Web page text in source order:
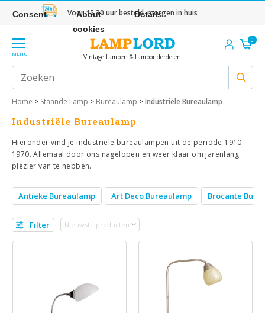
Voor 15.30 uur besteld, morgen in huis
MENU Vintage Lampen & Lamponderdelen
0
Home > Staande Lamp > Bureaulamp >Industriële Bureaulamp
Industriële Bureaulamp
Hieronder vind je industriële bureaulampen uit de periode 1910-
1970. Allemaal door ons nagelopen en weer klaar om jarenlang
plezier van te hebben.
Antieke Bureaulamp Art Deco Bureaulamp Brocante
Filter
Consent
About
cookies
Details